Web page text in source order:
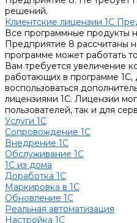
решений.
Клиентские лицензии 1С
Все программные продукты
Предприятие 8 рассчитаны
программе может работать
Вам требуется увеличение
работающих в программе 1С,
воспользоваться
лицензиями 1С. Лицензии
пользователей, так и для
Услуги 1С
Сопровождение 1С
Внедрение 1С
Обслуживание 1С
1С из дома
Доработка 1С
Маркировка в 1С
Обновление 1С
Реальная автоматизация
Настройка 1С